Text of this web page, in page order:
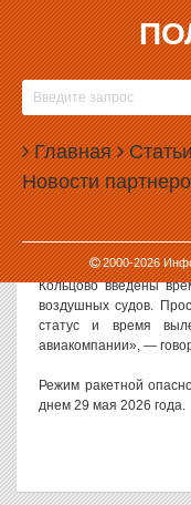
Главная
Новости
2000-2026
29.05.2026, 18:02
ЗА РАКЕТНОЙ
В екатеринбургском
опасности закрыли
О введении
«Органами
Кольцово введены
воздушных судов.
статус и время
авиакомпании», —
Режим ракетной
днем 29 мая 2026 года.